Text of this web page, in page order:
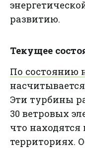
развитию.
Текущее
По состоянию
Эти турбины
30 ветровых
что
территориях.